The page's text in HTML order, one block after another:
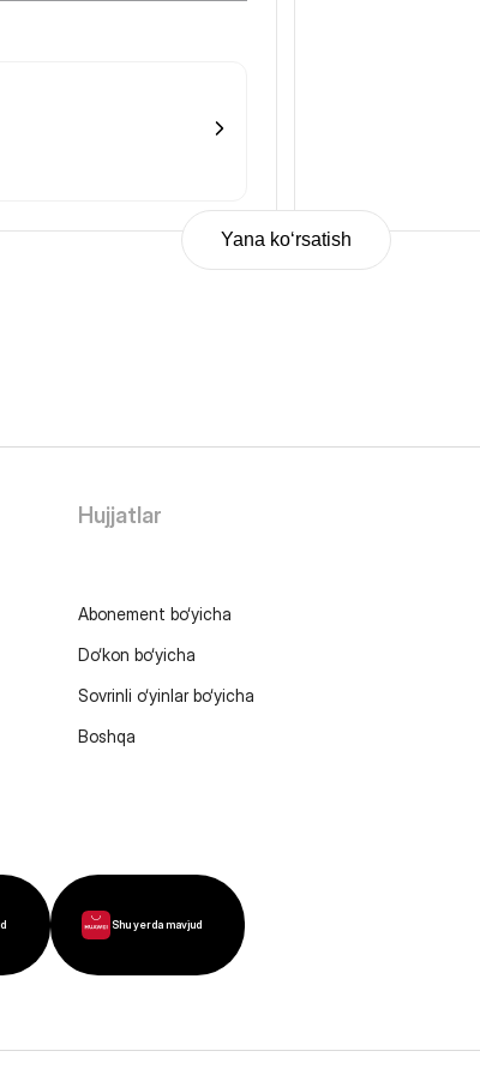
Yana ko‘rsatish
Hujjatlar
Abonement bo‘yicha
Do‘kon bo‘yicha
Sovrinli o‘yinlar bo‘yicha
Boshqa
Shu yerda mavjud